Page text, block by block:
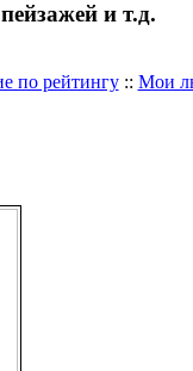
и т.д.
по рейтингу:: Мои